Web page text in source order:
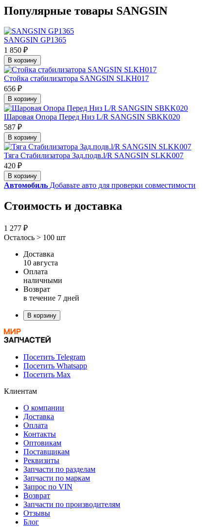
Популярные товары SANGSIN
SANGSIN GP1365
1 850 ₽
В корзину
Стойка стабилизатора SANGSIN SLKH017
656 ₽
В корзину
Шаровая Опора Перед Низ L/R SANGSIN SBKK020
587 ₽
В корзину
Тяга Стабилизатора Зад.подв.l/R SANGSIN SLKK007
420 ₽
В корзину
Автомобиль Добавьте авто для проверки совместимости
Стоимость и доставка
1 277 ₽
Осталось > 100 шт
Доставка
10 августа
Оплата
наличными
Возврат
в течение 7 дней
В корзину
Посетить Telegram
Посетить Whatsapp
Посетить Max
Клиентам
О компании
Доставка
Оплата
Контакты
Оптовикам
Поставщикам
Реквизиты
Запчасти по разделам
Запчасти по маркам
Запрос по VIN
Возврат
Запчасти по производителям
Отзывы
Блог